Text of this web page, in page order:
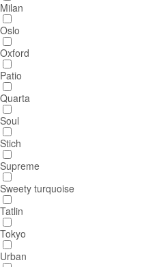
Milan
Oslo
Oxford
Patio
Quarta
Soul
Stich
Supreme
Sweety turquoise
Tatlin
Tokyo
Urban